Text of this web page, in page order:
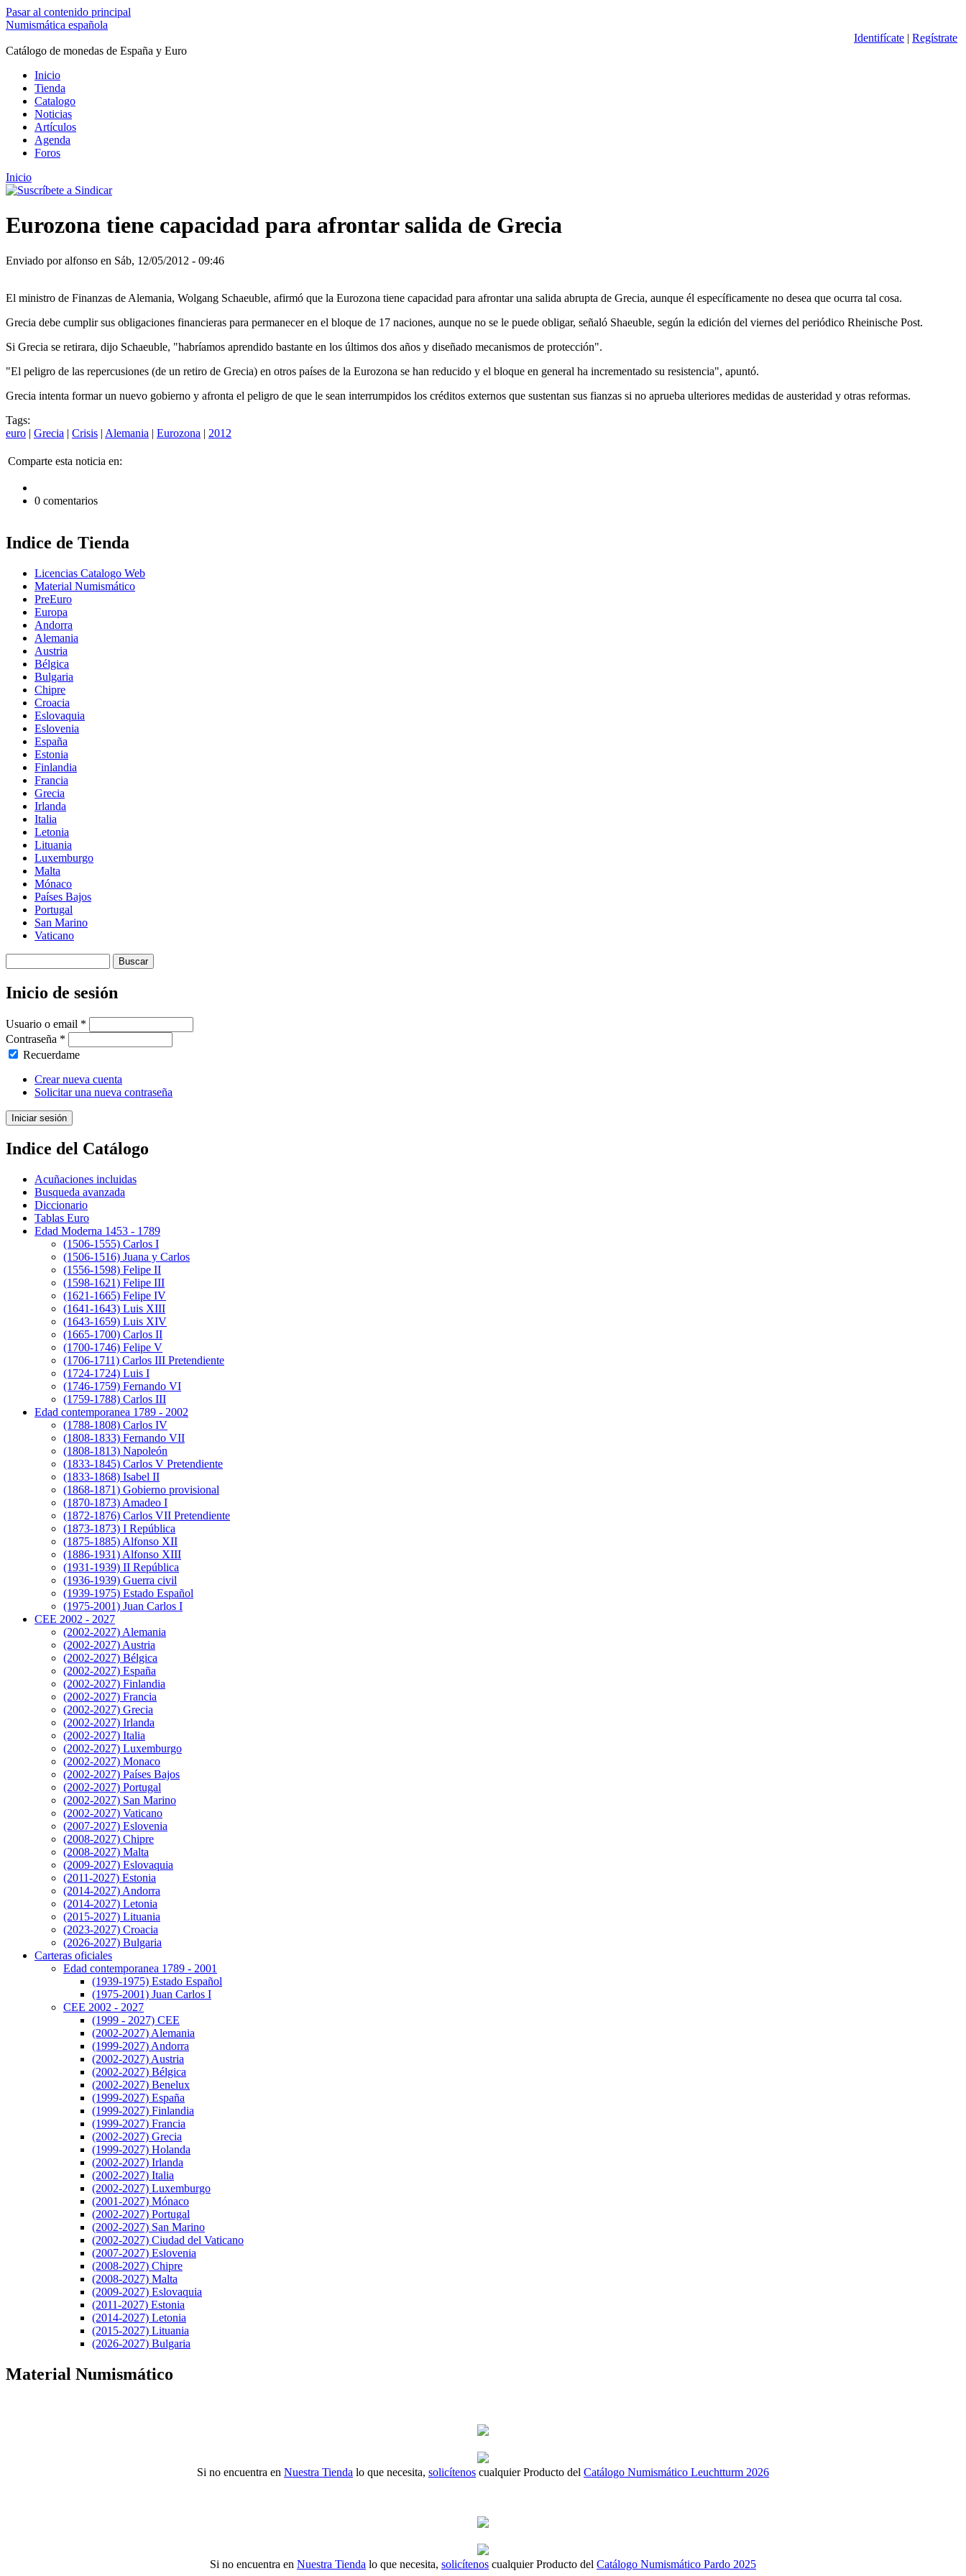
Pasar al contenido principal
Numismática española
Identifícate | Regístrate
Catálogo de monedas de España y Euro
Inicio
Tienda
Catalogo
Noticias
Artículos
Agenda
Foros
Se encuentra usted aquí
Inicio
Eurozona tiene capacidad para afrontar salida de Grecia
Enviado poralfonso en Sáb, 12/05/2012 - 09:46
El ministro de Finanzas de Alemania, Wolgang Schaeuble, afirmó que la Eurozona tiene capacidad para afrontar una salida abrupta de Grecia, aunque él específicamente no desea que ocurra tal cosa.
Grecia debe cumplir sus obligaciones financieras para permanecer en el bloque de 17 naciones, aunque no se le puede obligar, señaló Shaeuble, según la edición del viernes del periódico Rheinische Post.
Si Grecia se retirara, dijo Schaeuble, "habríamos aprendido bastante en los últimos dos años y diseñado mecanismos de protección".
"El peligro de las repercusiones (de un retiro de Grecia) en otros países de la Eurozona se han reducido y el bloque en general ha incrementado su resistencia", apuntó.
Grecia intenta formar un nuevo gobierno y afronta el peligro de que le sean interrumpidos los créditos externos que sustentan sus fianzas si no aprueba ulteriores medidas de austeridad y otras reformas.
Tags:
euro | Grecia | Crisis | Alemania | Eurozona | 2012
Comparte esta noticia en:
0 comentarios
Indice de Tienda
Licencias Catalogo Web
Material Numismático
PreEuro
Europa
Andorra
Alemania
Austria
Bélgica
Bulgaria
Chipre
Croacia
Eslovaquia
Eslovenia
España
Estonia
Finlandia
Francia
Grecia
Irlanda
Italia
Letonia
Lituania
Luxemburgo
Malta
Mónaco
Países Bajos
Portugal
San Marino
Vaticano
Inicio de sesión
Usuario o email *
Contraseña *
Recuerdame
Crear nueva cuenta
Solicitar una nueva contraseña
Indice del Catálogo
Acuñaciones incluidas
Busqueda avanzada
Diccionario
Tablas Euro
Edad Moderna 1453 - 1789
(1506-1555) Carlos I
(1506-1516) Juana y Carlos
(1556-1598) Felipe II
(1598-1621) Felipe III
(1621-1665) Felipe IV
(1641-1643) Luis XIII
(1643-1659) Luis XIV
(1665-1700) Carlos II
(1700-1746) Felipe V
(1706-1711) Carlos III Pretendiente
(1724-1724) Luis I
(1746-1759) Fernando VI
(1759-1788) Carlos III
Edad contemporanea 1789 - 2002
(1788-1808) Carlos IV
(1808-1833) Fernando VII
(1808-1813) Napoleón
(1833-1845) Carlos V Pretendiente
(1833-1868) Isabel II
(1868-1871) Gobierno provisional
(1870-1873) Amadeo I
(1872-1876) Carlos VII Pretendiente
(1873-1873) I República
(1875-1885) Alfonso XII
(1886-1931) Alfonso XIII
(1931-1939) II República
(1936-1939) Guerra civil
(1939-1975) Estado Español
(1975-2001) Juan Carlos I
CEE 2002 - 2027
(2002-2027) Alemania
(2002-2027) Austria
(2002-2027) Bélgica
(2002-2027) España
(2002-2027) Finlandia
(2002-2027) Francia
(2002-2027) Grecia
(2002-2027) Irlanda
(2002-2027) Italia
(2002-2027) Luxemburgo
(2002-2027) Monaco
(2002-2027) Países Bajos
(2002-2027) Portugal
(2002-2027) San Marino
(2002-2027) Vaticano
(2007-2027) Eslovenia
(2008-2027) Chipre
(2008-2027) Malta
(2009-2027) Eslovaquia
(2011-2027) Estonia
(2014-2027) Andorra
(2014-2027) Letonia
(2015-2027) Lituania
(2023-2027) Croacia
(2026-2027) Bulgaria
Carteras oficiales
Edad contemporanea 1789 - 2001
(1939-1975) Estado Español
(1975-2001) Juan Carlos I
CEE 2002 - 2027
(1999 - 2027) CEE
(2002-2027) Alemania
(1999-2027) Andorra
(2002-2027) Austria
(2002-2027) Bélgica
(2002-2027) Benelux
(1999-2027) España
(1999-2027) Finlandia
(1999-2027) Francia
(2002-2027) Grecia
(1999-2027) Holanda
(2002-2027) Irlanda
(2002-2027) Italia
(2002-2027) Luxemburgo
(2001-2027) Mónaco
(2002-2027) Portugal
(2002-2027) San Marino
(2002-2027) Ciudad del Vaticano
(2007-2027) Eslovenia
(2008-2027) Chipre
(2008-2027) Malta
(2009-2027) Eslovaquia
(2011-2027) Estonia
(2014-2027) Letonia
(2015-2027) Lituania
(2026-2027) Bulgaria
Material Numismático
Si no encuentra en Nuestra Tienda lo que necesita, solicítenos cualquier Producto del Catálogo Numismático Leuchtturm 2026
Si no encuentra en Nuestra Tienda lo que necesita, solicítenos cualquier Producto del Catálogo Numismático Pardo 2025